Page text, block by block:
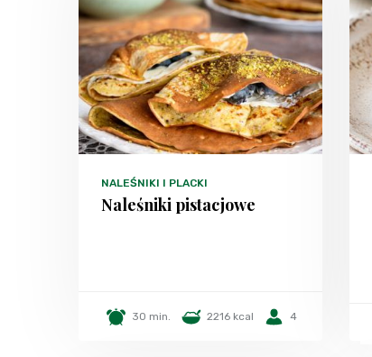
NALEŚNIKI I PLACKI
Naleśniki pistacjowe
30 min. 2216 kcal 4